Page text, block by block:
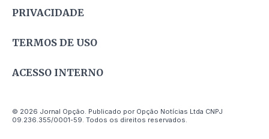
PRIVACIDADE
TERMOS DE USO
ACESSO INTERNO
© 2026 Jornal Opção. Publicado por Opção Notícias Ltda CNPJ
09.236.355/0001-59. Todos os direitos reservados.